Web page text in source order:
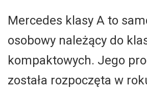
Mercedes klasy A to
osobowy należący do
kompaktowych. Jego
została rozpoczęta w